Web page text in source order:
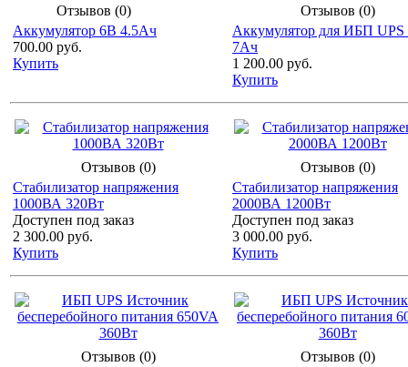
Отзывов (0)
Аккумулятор 6В 4.5Ач
700.00 руб.
Купить
Отзывов (0)
Аккумулятор для ИБП
7Ач
1 200.00 руб.
Купить
Отзывов (0)
Стабилизатор напряжения
1000ВА 320Вт
Доступен под заказ
2 300.00 руб.
Купить
Отзывов (0)
Стабилизатор напряжения
2000ВА 1200Вт
Доступен под заказ
3 000.00 руб.
Купить
Отзывов (0)
Отзывов (0)